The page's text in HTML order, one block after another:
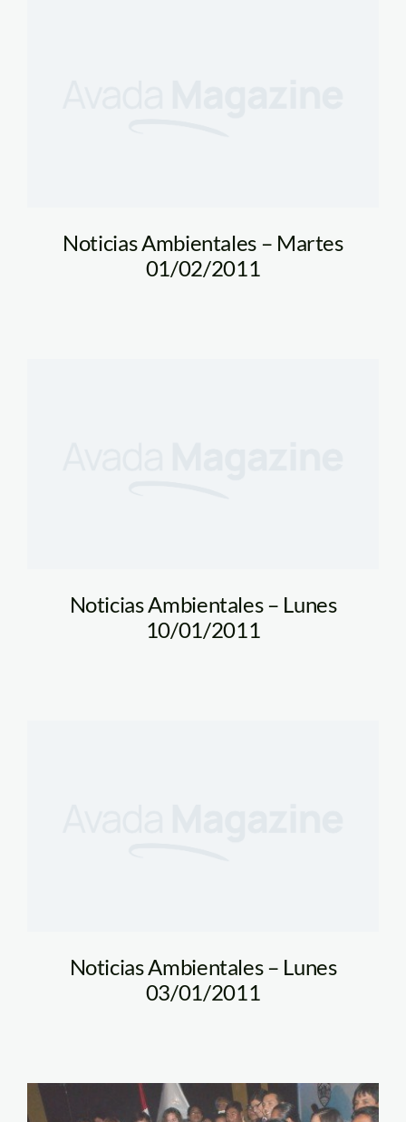
Noticias Ambientales – Martes
01/02/2011
Noticias Ambientales – Lunes
10/01/2011
Noticias Ambientales – Lunes
03/01/2011